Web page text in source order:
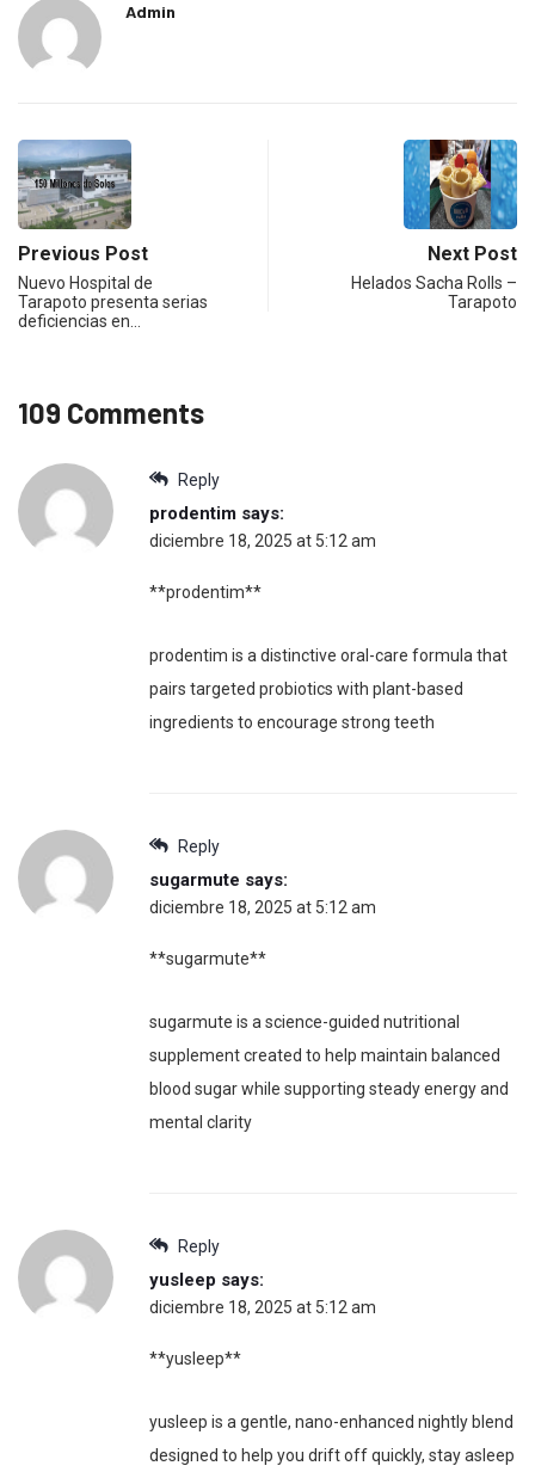
Admin
Previous Post
Nuevo Hospital de
Tarapoto presenta serias
deficiencias en…
Next Post
Helados Sacha Rolls –
Tarapoto
109 Comments
Reply
prodentim says:
diciembre 18, 2025 at 5:12 am
**prodentim**
prodentim is a distinctive oral-care formula that
pairs targeted probiotics with plant-based
ingredients to encourage strong teeth
Reply
sugarmute says:
diciembre 18, 2025 at 5:12 am
**sugarmute**
sugarmute is a science-guided nutritional
supplement created to help maintain balanced
blood sugar while supporting steady energy and
mental clarity
Reply
yusleep says:
diciembre 18, 2025 at 5:12 am
**yusleep**
yusleep is a gentle, nano-enhanced nightly blend
designed to help you drift off quickly, stay asleep